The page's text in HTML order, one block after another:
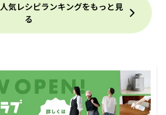
気レシピランキングをもっと見
る